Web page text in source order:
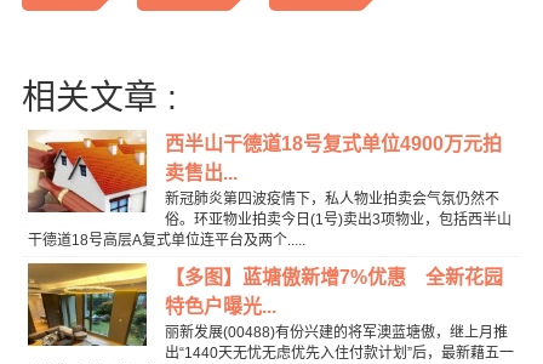
相关文章 :
西半山干德道18号复式单位4900万元拍
卖售出...
新冠肺炎第四波疫情下，私人物业拍卖会气氛仍然不
俗。环亚物业拍卖今日(1号)卖出3项物业，包括西半山
干德道18号高层A复式单位连平台及两个.....
【多图】蓝塘傲新增7%优惠 全新花园
特色户曝光...
丽新发展(00488)有份兴建的将军澳蓝塘傲，继上月推
出“1440天无忧无虑优先入住付款计划”后，最新藉五一